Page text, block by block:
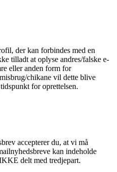
der kan forbindes med en
tilladt at oplyse andres/falske e-
eller anden form for
chikane vil dette blive
for oprettelsen.
accepterer du, at vi må
kan indeholde
delt med tredjepart.